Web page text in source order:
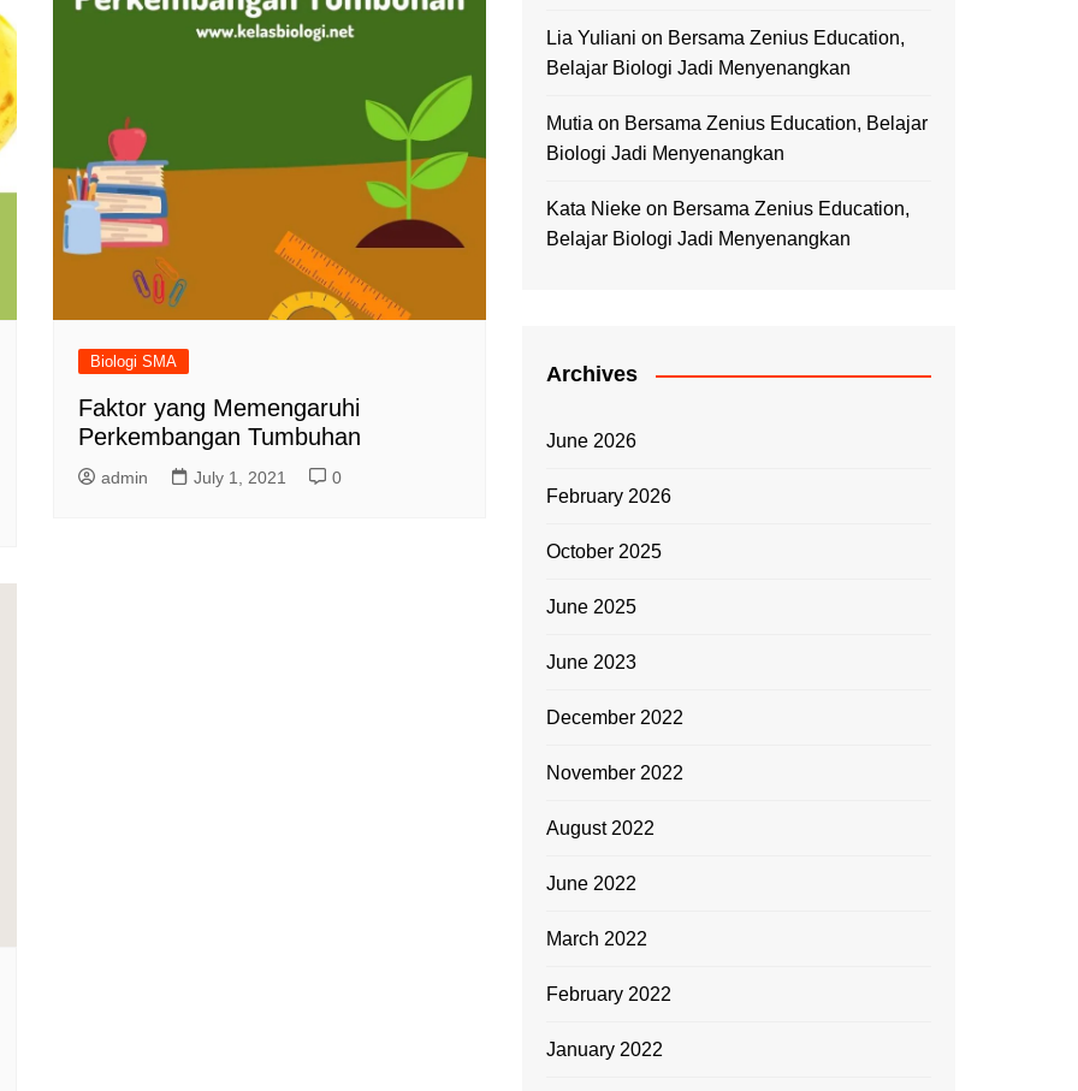
Biologi SMA
Faktor yang Memengaruhi
Perkembangan Tumbuhan
admin July 1, 2021 0
Lia Yuliani on Bersama Zenius Education,
Belajar Biologi Jadi Menyenangkan
Mutia on Bersama Zenius Education, Belajar
Biologi Jadi Menyenangkan
Kata Nieke on Bersama Zenius Education,
Belajar Biologi Jadi Menyenangkan
Archives
June 2026
February 2026
October 2025
June 2025
June 2023
December 2022
November 2022
August 2022
June 2022
March 2022
February 2022
January 2022